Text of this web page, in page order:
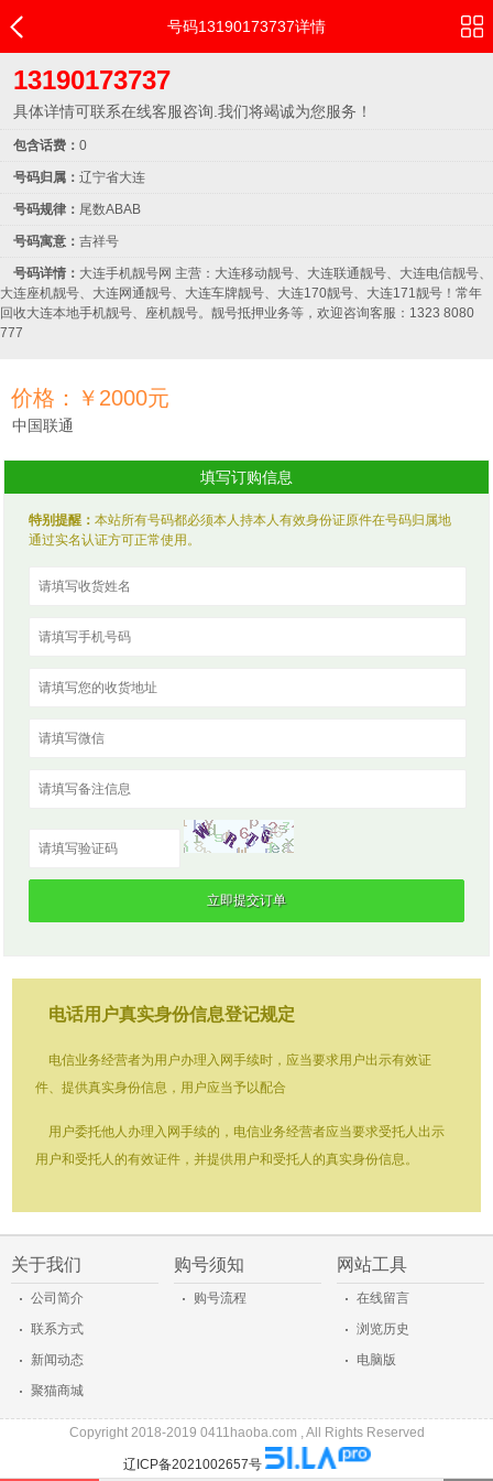
号码13190173737详情
13190173737
具体详情可联系在线客服咨询.我们将竭诚为您服务！
包含话费： 0
号码归属： 辽宁省大连
号码规律： 尾数ABAB
号码寓意： 吉祥号
号码详情： 大连手机靓号网 主营：大连移动靓号、大连联通靓号、大连电信靓号、
大连座机靓号、大连网通靓号、大连车牌靓号、大连170靓号、大连171靓号！常年
回收大连本地手机靓号、座机靓号。靓号抵押业务等，欢迎咨询客服：1323 8080
777
价格：￥2000元
中国联通
填写订购信息
特别提醒：本站所有号码都必须本人持本人有效身份证原件在号码归属地
通过实名认证方可正常使用。
电话用户真实身份信息登记规定
电信业务经营者为用户办理入网手续时，应当要求用户出示有效证
件、提供真实身份信息，用户应当予以配合
用户委托他人办理入网手续的，电信业务经营者应当要求受托人出示
用户和受托人的有效证件，并提供用户和受托人的真实身份信息。
关于我们
· 公司简介
· 联系方式
· 新闻动态
· 聚猫商城
购号须知
· 购号流程
网站工具
· 在线留言
· 浏览历史
· 电脑版
Copyright 2018-2019 0411haoba.com , All Rights Reserved
辽ICP备2021002657号